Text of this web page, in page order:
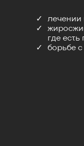
лечении
где
борьбе